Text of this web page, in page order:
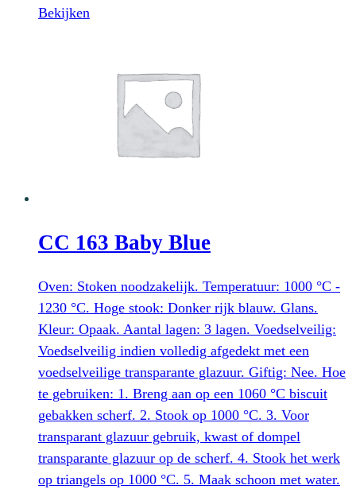
prijs
Bekijken
CC 163 Baby Blue
Oven: Stoken noodzakelijk. Temperatuur: 1000 °C -
1230 °C. Hoge stook: Donker rijk blauw. Glans.
Kleur: Opaak. Aantal lagen: 3 lagen. Voedselveilig:
Voedselveilig indien volledig afgedekt met een
voedselveilige transparante glazuur. Giftig: Nee. Hoe
te gebruiken: 1. Breng aan op een 1060 °C biscuit
gebakken scherf. 2. Stook op 1000 °C. 3. Voor
transparant glazuur gebruik, kwast of dompel
transparante glazuur op de scherf. 4. Stook het werk
op triangels op 1000 °C. 5. Maak schoon met water.